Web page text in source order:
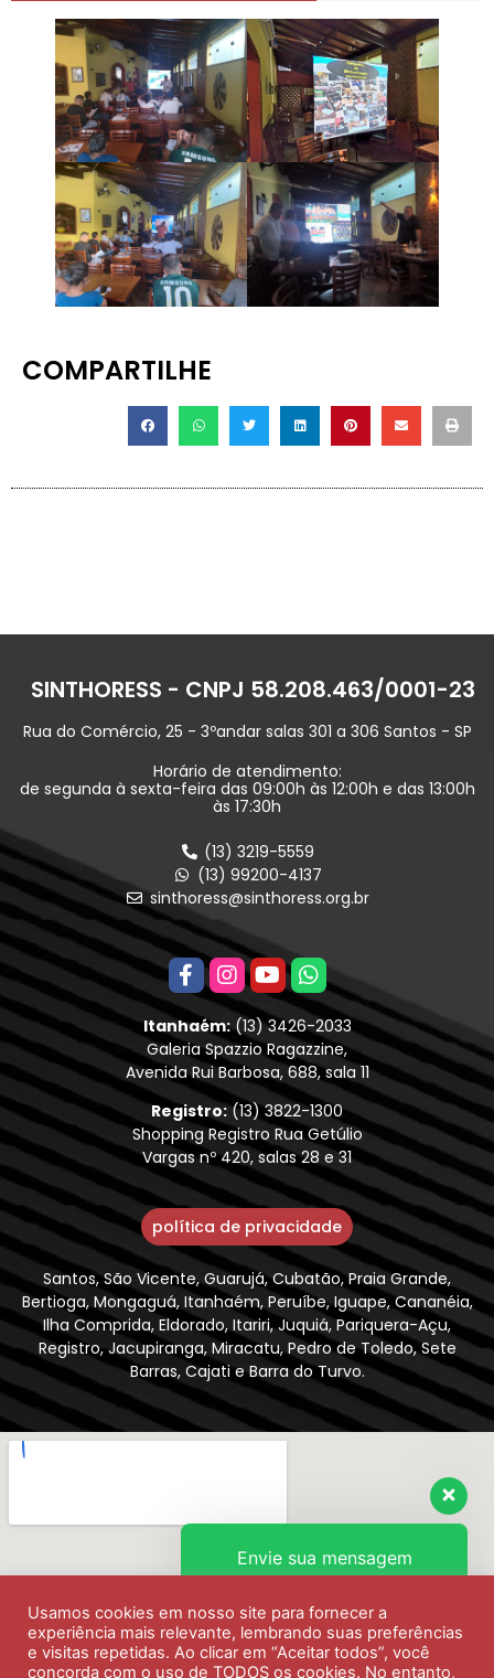
COMPARTILHE
SINTHORESS - CNPJ 58.208.463/0001-23
Rua do Comércio, 25 - 3ºandar salas 301 a 306 Santos - SP
Horário de atendimento:
de segunda à sexta-feira das 09:00h às 12:00h e das 13:00h
às 17:30h
(13) 3219-5559
(13) 99200-4137
sinthoress@sinthoress.org.br
Itanhaém:(13) 3426-2033
Galeria Spazzio Ragazzine,
Avenida Rui Barbosa, 688, sala 11
Registro:(13) 3822-1300
Shopping Registro Rua Getúlio
Vargas nº 420, salas 28 e 31
política de privacidade
Santos, São Vicente, Guarujá, Cubatão, Praia Grande,
Bertioga, Mongaguá, Itanhaém, Peruíbe, Iguape, Cananéia,
Ilha Comprida, Eldorado, Itariri, Juquiá, Pariquera-Açu,
Registro, Jacupiranga, Miracatu, Pedro de Toledo, Sete
Barras, Cajati e Barra do Turvo.
Usamos cookies em nosso site para fornecer a
experiência mais relevante, lembrando suas preferências
e visitas repetidas. Ao clicar em “Aceitar todos”, você
concorda com o uso de TODOS os cookies. No entanto,
Envie sua mensagem
Olá, como podemos ajudar?